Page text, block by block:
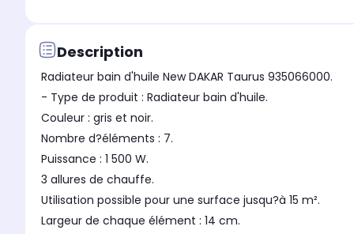
Description
Radiateur bain d'huile New DAKAR Taurus 935066000.
- Type de produit : Radiateur bain d'huile.
Couleur : gris et noir.
Nombre d?éléments : 7.
Puissance : 1 500 W.
3 allures de chauffe.
Utilisation possible pour une surface jusqu?à 15 m².
Largeur de chaque élément : 14 cm.